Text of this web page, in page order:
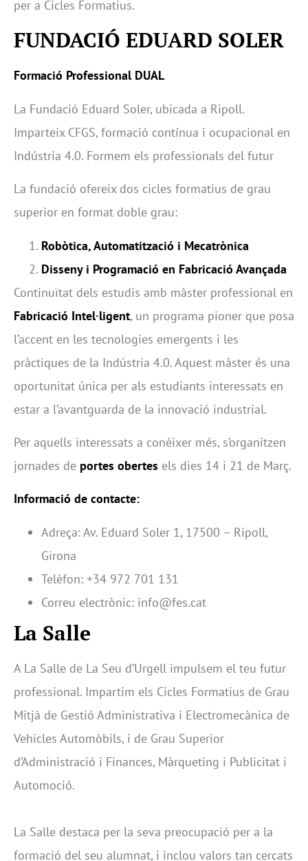
per a Cicles Formatius.
FUNDACIÓ EDUARD SOLER
Formació Professional DUAL
La Fundació Eduard Soler, ubicada a Ripoll.
Imparteix CFGS, formació contínua i ocupacional en
Indústria 4.0. Formem els professionals del futur
La fundació ofereix dos cicles formatius de grau
superior en format doble grau:
Robòtica, Automatització i Mecatrònica
Disseny i Programació en Fabricació Avançada
Continuïtat dels estudis amb màster professional en
Fabricació Intel·ligent, un programa pioner que posa
l’accent en les tecnologies emergents i les
pràctiques de la Indústria 4.0. Aquest màster és una
oportunitat única per als estudiants interessats en
estar a l’avantguarda de la innovació industrial.
Per aquells interessats a conèixer més, s’organitzen
jornades de portes obertes els dies 14 i 21 de Març.
Informació de contacte:
Adreça: Av. Eduard Soler 1, 17500 – Ripoll,
Girona
Telèfon: +34 972 701 131
Correu electrònic: info@fes.cat
La Salle
A La Salle de La Seu d’Urgell impulsem el teu futur
professional. Impartim els Cicles Formatius de Grau
Mitjà de Gestió Administrativa i Electromecànica de
Vehicles Automòbils, i de Grau Superior
d’Administració i Finances, Màrqueting i Publicitat i
Automoció.
La Salle destaca per la seva preocupació per a la
formació del seu alumnat, i inclou valors tan cercats